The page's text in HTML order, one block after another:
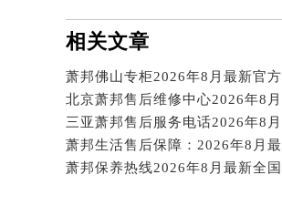
辽宁省鞍山市铁
辽宁省朝阳市双
辽宁省丹东市振
辽宁省抚顺市新
辽宁省阜新市海
辽宁省葫芦岛市
相关文章
萧邦佛山专柜2026年8月最新官